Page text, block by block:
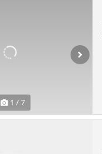
1 / 7